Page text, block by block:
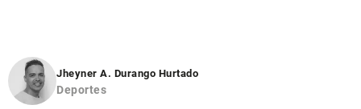
Jheyner A. Durango Hurtado
Deportes